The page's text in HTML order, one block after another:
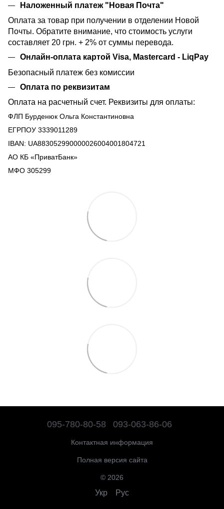
Наложенный платеж "Новая Почта"
Оплата за товар при получении в отделении Новой
Почты. Обратите внимание, что стоимость услуги
составляет 20 грн. + 2% от суммы перевода.
Онлайн-оплата картой Visa, Mastercard - LiqPay
Безопасный платеж без комиссии
Оплата по реквизитам
Оплата на расчетный счет. Реквизиты для оплаты:
ФЛП Бурденюк Ольга Константиновна
ЕГРПОУ 3339011289
IBAN: UA883052990000026004001804721
АО КБ «ПриватБанк»
МФО 305299
095-780-80-58 093-063-86-06
Контактная информация
Полная версия сайта
© 2026
Укр Рус